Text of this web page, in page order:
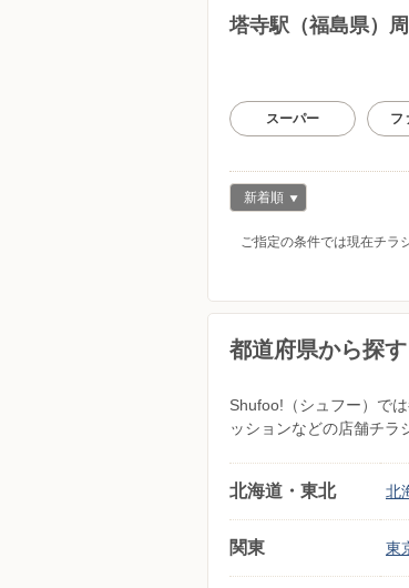
塔寺駅（福島県）
スーパー フ
新着順
ご指定の条件では現在チラ
都道府県から探す
Shufoo!（シュフー）で
ッションなどの店舗チラ
北海道・東北 北
関東 東